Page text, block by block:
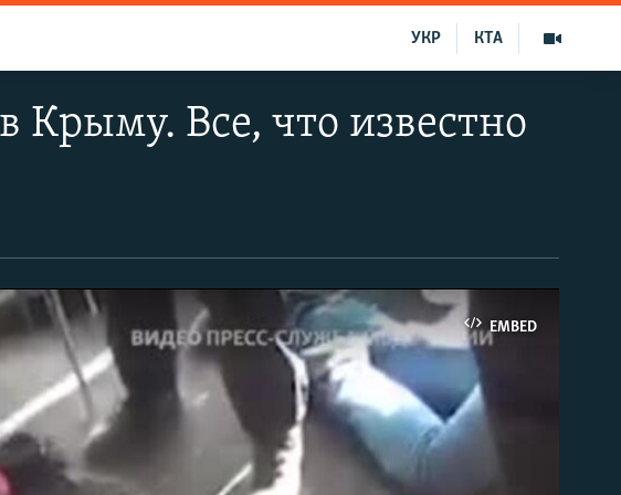
КТА
УКР
Крыму. Все, что известно
EMBED